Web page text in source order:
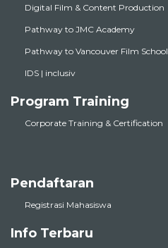
Digital Film & Content Production
Pathway to JMC Academy
Pathway to Vancouver Film School
IDS | inclusiv
Program Training
Corporate Training & Certification
Pendaftaran
Registrasi Mahasiswa
Info Terbaru